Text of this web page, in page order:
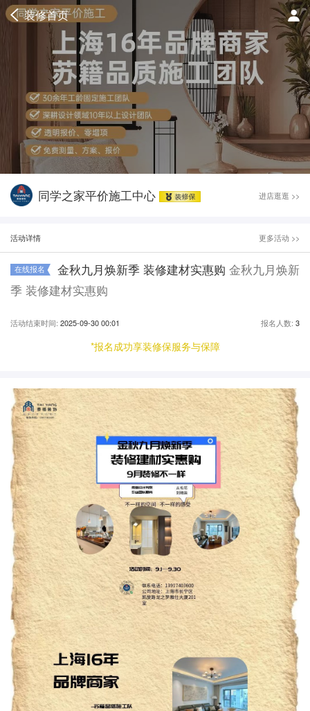
装修首页
同学之家平价施工中心 进店逛逛 >>
活动详情 更多活动 >>
在线报名 金秋九月焕新季 装修建材实惠购 金秋九月焕新
季 装修建材实惠购
活动结束时间: 2025-09-30 00:01 报名人数: 3
*报名成功享装修保服务与保障